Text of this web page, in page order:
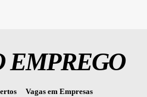
EMPREGO
Vagas em Empresas